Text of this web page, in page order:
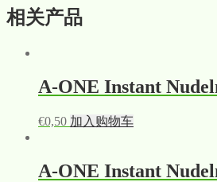
相关产品
A-ONE Instant
€0,50 加入购物车
A-ONE Instant